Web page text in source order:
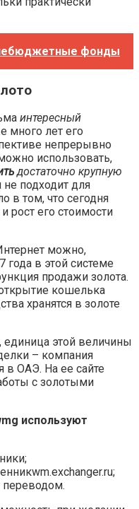
фонды
интересный
много лет его
непрерывно
использовать,
достаточно крупную
не подходит для
в том, что сегодня
рост его стоимости
можно,
года в этой системе
продажи золота.
кошелька
хранятся в золоте
единица этой величины
– компания
в ОАЭ. На ее сайте
с золотыми
используют
переводом.